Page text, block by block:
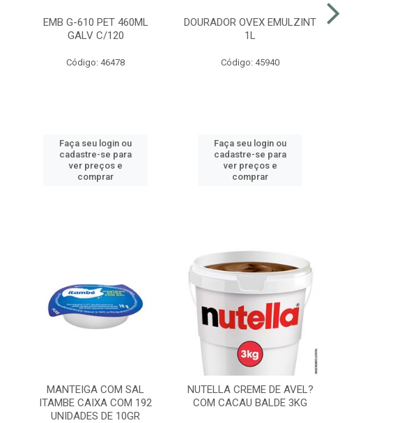
EMB G-610 PET 460ML
GALV C/120
Código: 46478
Faça seu login ou
cadastre-se para
ver preços e
comprar
DOURADOR OVEX EMULZINT
1L
Código: 45940
Faça seu login ou
cadastre-se para
ver preços e
comprar
MANTEIGA COM SAL
ITAMBE CAIXA COM 192
UNIDADES DE 10GR
NUTELLA CREME DE AVEL?
COM CACAU BALDE 3KG